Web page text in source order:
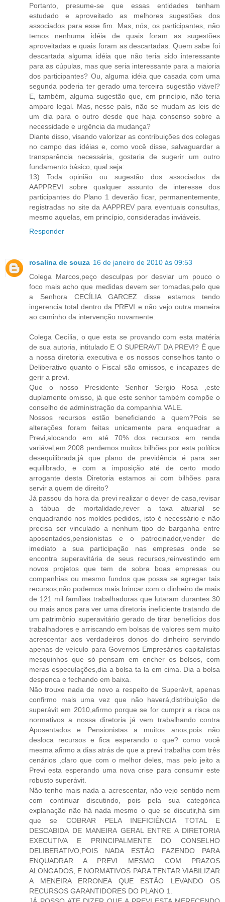
Portanto, presume-se que essas entidades tenham
estudado e aproveitado as melhores sugestões dos
associados para esse fim. Mas, nós, os participantes, não
temos nenhuma idéia de quais foram as sugestões
aproveitadas e quais foram as descartadas. Quem sabe foi
descartada alguma idéia que não teria sido interessante
para as cúpulas, mas que seria interessante para a maioria
dos participantes? Ou, alguma idéia que casada com uma
segunda poderia ter gerado uma terceira sugestão viável?
E, também, alguma sugestão que, em princípio, não teria
amparo legal. Mas, nesse país, não se mudam as leis de
um dia para o outro desde que haja consenso sobre a
necessidade e urgência da mudança?
Diante disso, visando valorizar as contribuições dos colegas
no campo das idéias e, como você disse, salvaguardar a
transparência necessária, gostaria de sugerir um outro
fundamento básico, qual seja:
13) Toda opinião ou sugestão dos associados da
AAPPREVI sobre qualquer assunto de interesse dos
participantes do Plano 1 deverão ficar, permanentemente,
registradas no site da AAPPREV para eventuais consultas,
mesmo aquelas, em princípio, consideradas inviáveis.
Responder
rosalina de souza 16 de janeiro de 2010 às 09:53
Colega Marcos,peço desculpas por desviar um pouco o
foco mais acho que medidas devem ser tomadas,pelo que
a Senhora CECÍLIA GARCEZ disse estamos tendo
ingerencia total dentro da PREVI e não vejo outra maneira
ao caminho da intervenção novamente:
Colega Cecília, o que esta se provando com esta matéria
de sua autoria, intitulado E O SUPERAVT DA PREVI? É que
a nossa diretoria executiva e os nossos conselhos tanto o
Deliberativo quanto o Fiscal são omissos, e incapazes de
gerir a previ.
Que o nosso Presidente Senhor Sergio Rosa ,este
duplamente omisso, já que este senhor também compõe o
conselho de administração da companhia VALE.
Nossos recursos estão beneficiando a quem?Pois se
alterações foram feitas unicamente para enquadrar a
Previ,alocando em até 70% dos recursos em renda
variável,em 2008 perdemos muitos bilhões por esta política
desequilibrada,já que plano de previdência é para ser
equilibrado, e com a imposição até de certo modo
arrogante desta Diretoria estamos ai com bilhões para
servir a quem de direito?
Já passou da hora da previ realizar o dever de casa,revisar
a tábua de mortalidade,rever a taxa atuarial se
enquadrando nos moldes pedidos, isto é necessário e não
precisa ser vinculado a nenhum tipo de barganha entre
aposentados,pensionistas e o patrocinador,vender de
imediato a sua participação nas empresas onde se
encontra superavitária de seus recursos,reinvestindo em
novos projetos que tem de sobra boas empresas ou
companhias ou mesmo fundos que possa se agregar tais
recursos,não podemos mais brincar com o dinheiro de mais
de 121 mil famílias trabalhadoras que lutaram durantes 30
ou mais anos para ver uma diretoria ineficiente tratando de
um patrimônio superavitário gerado de tirar benefícios dos
trabalhadores e arriscando em bolsas de valores sem muito
acrescentar aos verdadeiros donos do dinheiro servindo
apenas de veículo para Governos Empresários capitalistas
mesquinhos que só pensam em encher os bolsos, com
meras especulações,dia a bolsa ta la em cima. Dia a bolsa
despenca e fechando em baixa.
Não trouxe nada de novo a respeito de Superávit, apenas
confirmo mais uma vez que não haverá,distribuição de
superávit em 2010,afirmo porque se for cumprir a risca os
normativos a nossa diretoria já vem trabalhando contra
Aposentados e Pensionistas a muitos anos,pois não
desloca recursos e fica esperando o que? como você
mesma afirmo a dias atrás de que a previ trabalha com três
cenários ,claro que com o melhor deles, mas pelo jeito a
Previ esta esperando uma nova crise para consumir este
robusto superávit.
Não tenho mais nada a acrescentar, não vejo sentido nem
com continuar discutindo, pois pela sua categórica
explanação não há nada mesmo o que se discutir,há sim
que se COBRAR PELA INEFICIÊNCIA TOTAL E
DESCABIDA DE MANEIRA GERAL ENTRE A DIRETORIA
EXECUTIVA E PRINCIPALMENTE DO CONSELHO
DELIBERATIVO,POIS NADA ESTÃO FAZENDO PARA
ENQUADRAR A PREVI MESMO COM PRAZOS
ALONGADOS, E NORMATIVOS PARA TENTAR VIABILIZAR
A MENEIRA ERRONEA QUE ESTÃO LEVANDO OS
RECURSOS GARANTIDORES DO PLANO 1.